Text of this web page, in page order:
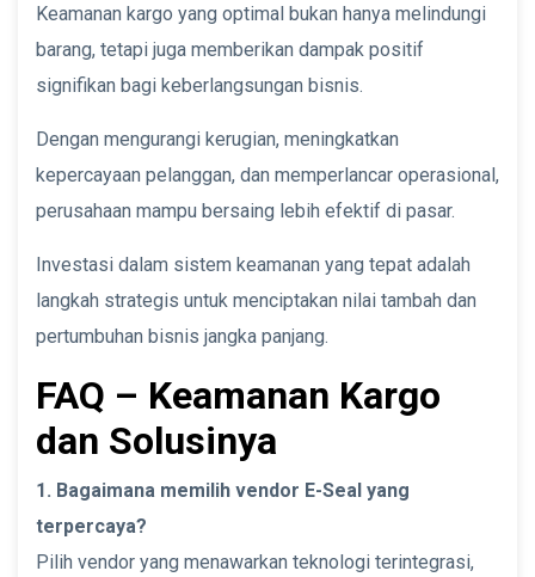
Keamanan kargo yang optimal bukan hanya melindungi
barang, tetapi juga memberikan dampak positif
signifikan bagi keberlangsungan bisnis.
Dengan mengurangi kerugian, meningkatkan
kepercayaan pelanggan, dan memperlancar operasional,
perusahaan mampu bersaing lebih efektif di pasar.
Investasi dalam sistem keamanan yang tepat adalah
langkah strategis untuk menciptakan nilai tambah dan
pertumbuhan bisnis jangka panjang.
FAQ – Keamanan Kargo
dan Solusinya
1. Bagaimana memilih vendor E-Seal yang
terpercaya?
Pilih vendor yang menawarkan teknologi terintegrasi,